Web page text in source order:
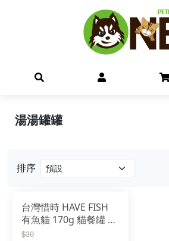
排序
台灣惜時 HAVE FISH
有魚貓 170g 貓餐罐 副
食罐
$30
湯湯罐罐